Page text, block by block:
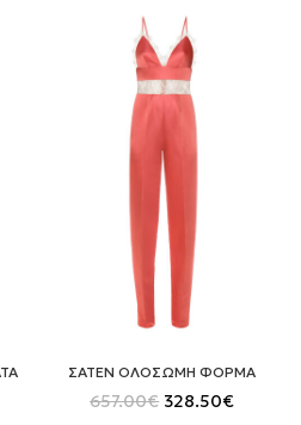
ΣΑΤΕΝ ΟΛΟΣΩΜΗ ΦΟΡΜΑ
657.00€ Original
price
328.50€